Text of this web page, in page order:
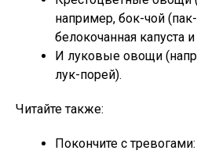
например, бок-чой
белокочанная капуста
И луковые овощи
лук-порей).
Читайте также:
Покончите с